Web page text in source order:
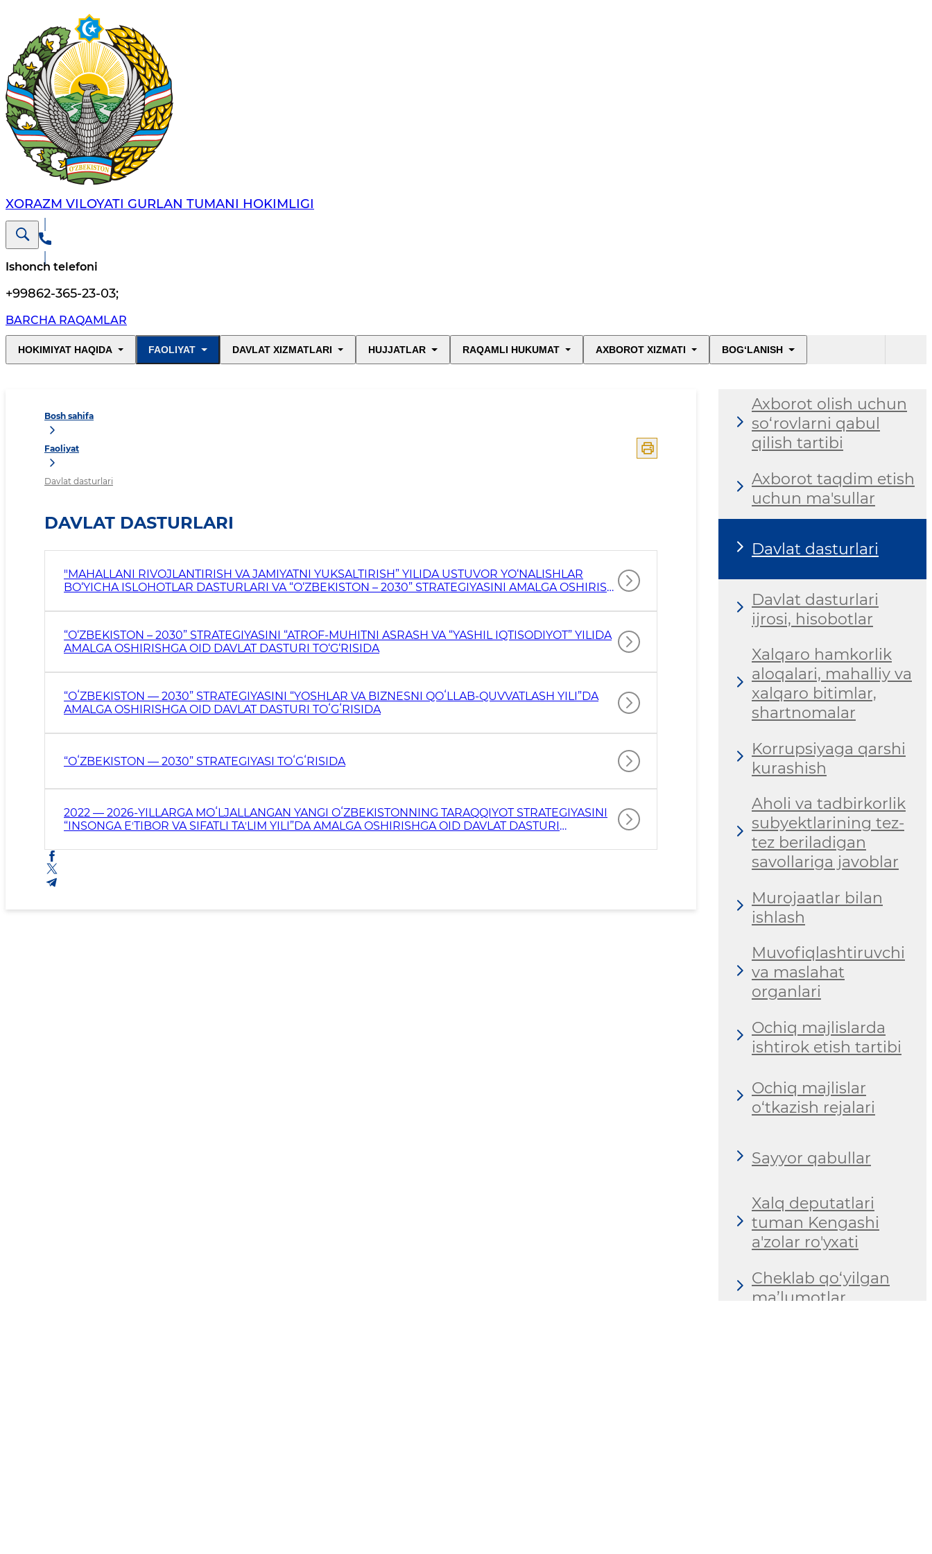
XORAZM VILOYATI GURLAN TUMANI HOKIMLIGI
Ishonch telefoni
+99862-365-23-03;
BARCHA RAQAMLAR
HOKIMIYAT HAQIDA FAOLIYAT DAVLAT XIZMATLARI HUJJATLAR RAQAMLI HUKUMAT AXBOROT XIZMATI BOG‘LANISH
Bosh sahifa
Faoliyat
Davlat dasturlari
DAVLAT DASTURLARI
"MAHALLANI RIVOJLANTIRISH VA JAMIYATNI YUKSALTIRISH” YILIDA USTUVOR YO‘NALISHLAR
BO‘YICHA ISLOHOTLAR DASTURLARI VA “O‘ZBEKISTON – 2030” STRATEGIYASINI AMALGA OSHIRISH
“O‘ZBEKISTON – 2030” STRATEGIYASINI “ATROF-MUHITNI ASRASH VA “YASHIL IQTISODIYOT” YILIDA
AMALGA OSHIRISHGA OID DAVLAT DASTURI TO‘G‘RISIDA
“OʻZBEKISTON — 2030” STRATEGIYASINI “YOSHLAR VA BIZNESNI QOʻLLAB-QUVVATLASH YILI”DA
AMALGA OSHIRISHGA OID DAVLAT DASTURI TOʻGʻRISIDA
“OʻZBEKISTON — 2030” STRATEGIYASI TOʻGʻRISIDA
2022 — 2026-YILLARGA MOʻLJALLANGAN YANGI OʻZBEKISTONNING TARAQQIYOT STRATEGIYASINI
“INSONGA EʼTIBOR VA SIFATLI TAʼLIM YILI”DA AMALGA OSHIRISHGA OID DAVLAT DASTURI
Axborot olish uchun
so‘rovlarni qabul
qilish tartibi
Axborot taqdim etish
uchun ma'sullar
Davlat dasturlari
Davlat dasturlari
ijrosi, hisobotlar
Xalqaro hamkorlik
aloqalari, mahalliy va
xalqaro bitimlar,
shartnomalar
Korrupsiyaga qarshi
kurashish
Aholi va tadbirkorlik
subyektlarining tez-
tez beriladigan
savollariga javoblar
Murojaatlar bilan
ishlash
Muvofiqlashtiruvchi
va maslahat
organlari
Ochiq majlislarda
ishtirok etish tartibi
Ochiq majlislar
o‘tkazish rejalari
Sayyor qabullar
Xalq deputatlari
tuman Kengashi
a'zolar ro'yxati
Cheklab qo‘yilgan
ma’lumotlar